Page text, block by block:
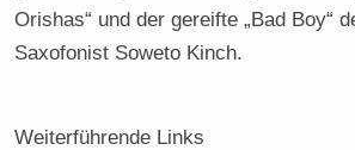
Orishas“ und der gereifte „Bad Boy“
Saxofonist Soweto Kinch.
Weiterführende Links